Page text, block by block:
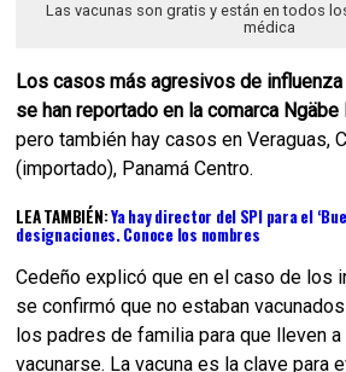
Las vacunas son gratis y están en todos
médica
Los casos más agresivos de
se han reportado en la comarca Ngäbe
pero también hay casos en Veraguas,
(importado), Panamá Centro.
LEA TAMBIÉN:Ya hay director del SPI para el
designaciones. Conoce los nombres
Cedeño explicó que en el caso de los
se confirmó que no estaban
los padres de familia para que lleven
vacunarse. La vacuna es la clave para